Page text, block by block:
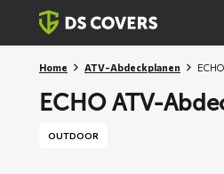
Skiplinks
Home ATV-Abdeckplanen
ECHO ATV-
OUTDOOR